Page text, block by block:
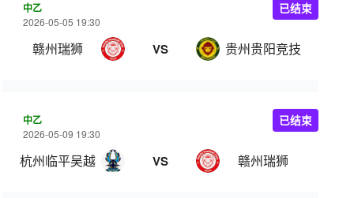
中乙
2026-05-05 19:30
赣州瑞狮 VS 贵州贵阳竞技
已结束
中乙
2026-05-09 19:30
杭州临平吴越 VS 赣州瑞狮
已结束